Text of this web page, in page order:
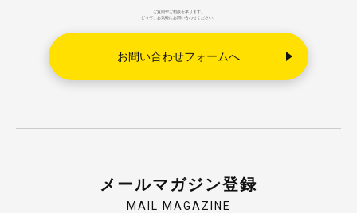
ご質問やご相談を承ります。
どうぞ、お気軽にお問い合わせください。
お問い合わせフォームへ
メールマガジン登録
MAIL MAGAZINE